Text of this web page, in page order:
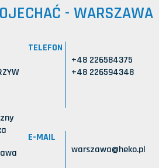
- WARSZAWA
TELEFON
+48 226584375
+48 226594348
E-MAIL
warszawa@heko.pl